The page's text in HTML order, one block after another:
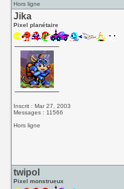
Hors ligne
Jika
Pixel planétaire
Inscrit : Mar 27, 2003
Messages : 11566
Hors ligne
twipol
Pixel monstrueux